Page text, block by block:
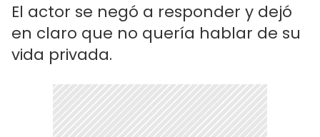
El actor se negó a responder y dejó
en claro que no quería hablar de su
vida privada.